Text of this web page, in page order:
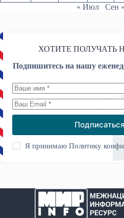
« Июл
Сен »
ХОТИТЕ ПОЛУЧАТЬ
Подпишитесь на нашу
Я принимаюПолитику